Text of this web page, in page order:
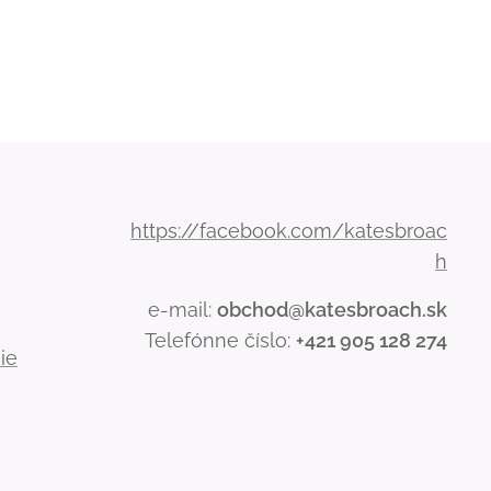
https://facebook.com/katesbroac
h
e-mail: obchod@katesbroach.sk
Telefónne číslo: +421 905 128 274